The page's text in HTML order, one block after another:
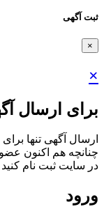
ثبت آگهی
×
×
برای ارسال
ارسال آگهی تنها
چنانچه هم‌ اکنون
در سایت ثبت نام کنید
ورود